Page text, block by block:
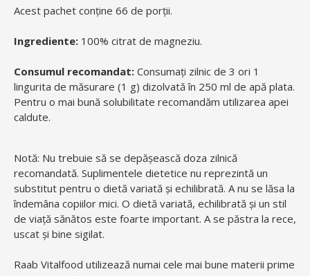
Acest pachet conține 66 de porții.
Ingrediente: 100% citrat de magneziu.
Consumul recomandat: Consumați zilnic de 3 ori 1
lingurita de măsurare (1 g) dizolvată în 250 ml de apă plata.
Pentru o mai bună solubilitate recomandăm utilizarea apei
caldute.
Notă: Nu trebuie să se depășească doza zilnică
recomandată. Suplimentele dietetice nu reprezintă un
substitut pentru o dietă variată și echilibrată. A nu se lăsa la
îndemâna copiilor mici. O dietă variată, echilibrată și un stil
de viață sănătos este foarte important. A se păstra la rece,
uscat și bine sigilat.
Raab Vitalfood utilizează numai cele mai bune materii prime